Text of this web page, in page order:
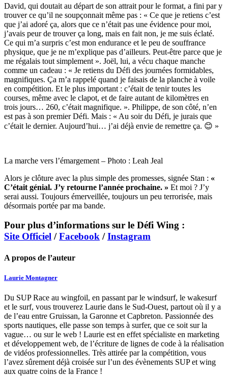
David, qui doutait au départ de son attrait pour le format, a fini par y
trouver ce qu’il ne soupçonnait même pas : « Ce que je retiens c’est
que j’ai adoré ça, alors que ce n’était pas une évidence pour moi,
j’avais peur de trouver ça long, mais en fait non, je me suis éclaté.
Ce qui m’a surpris c’est mon endurance et le peu de souffrance
physique, que je ne m’explique pas d’ailleurs. Peut-être parce que je
me régalais tout simplement ». Joël, lui, a vécu chaque manche
comme un cadeau : « Je retiens du Défi des journées formidables,
magnifiques. Ça m’a rappelé quand je faisais de la planche à voile
en compétition. Et le plus important : c’était de tenir toutes les
courses, même avec le clapot, et de faire autant de kilomètres en
trois jours… 260, c’était magnifique. ». Philippe, de son côté, n’en
est pas à son premier Défi. Mais : « Au soir du Défi, je jurais que
c’était le dernier. Aujourd’hui… j’ai déjà envie de remettre ça. 😊 »
La marche vers l’émargement – Photo : Leah Jeal
Alors je clôture avec la plus simple des promesses, signée Stan : «
C’était génial. J’y retourne l’année prochaine. » Et moi ? J’y
serai aussi. Toujours émerveillée, toujours un peu terrorisée, mais
désormais portée par ma bande.
Pour plus d’informations sur le Défi Wing :
Site Officiel /Facebook /Instagram
A propos de l’auteur
Laurie Montagner
Du SUP Race au wingfoil, en passant par le windsurf, le wakesurf
et le surf, vous trouverez Laurie dans le Sud-Ouest, partout où il y a
de l’eau entre Gruissan, la Garonne et Capbreton. Passionnée des
sports nautiques, elle passe son temps à surfer, que ce soit sur la
vague… ou sur le web ! Laurie est en effet spécialiste en marketing
et développement web, de l’écriture de lignes de code à la réalisation
de vidéos professionnelles. Très attirée par la compétition, vous
l’avez sûrement déjà croisée sur l’un des évènements SUP et wing
aux quatre coins de la France !